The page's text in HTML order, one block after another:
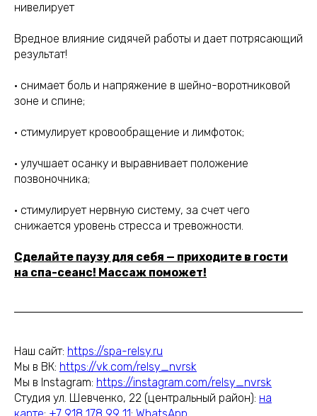
нивелирует
Вредное влияние сидячей работы и дает потрясающий
результат!
• снимает боль и напряжение в шейно-воротниковой
зоне и спине;
• стимулирует кровообращение и лимфоток;
• улучшает осанку и выравнивает положение
позвоночника;
• стимулирует нервную систему, за счет чего
снижается уровень стресса и тревожности.
Сделайте паузу для себя — приходите в гости
на спа-сеанс! Массаж поможет!
Наш сайт: https://spa-relsy.ru
Мы в ВК: https://vk.com/relsy_nvrsk
Мы в Instagram: https://instagram.com/relsy_nvrsk
Студия ул. Шевченко, 22 (центральный район): на